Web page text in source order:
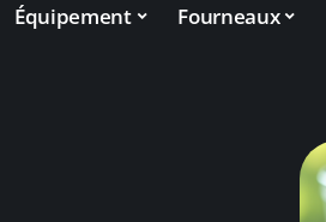
Équipement Fourneaux